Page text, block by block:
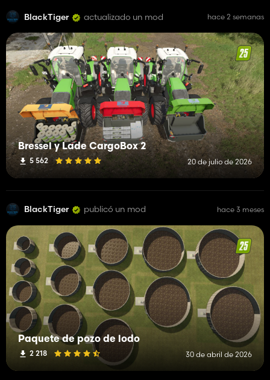
BlackTiger actualizado un mod hace 2 semanas
Bressel y Lade CargoBox 2
5 562 20 de julio de 2026
BlackTiger publicó un mod hace 3 meses
Paquete de pozo de lodo
2 218 30 de abril de 2026